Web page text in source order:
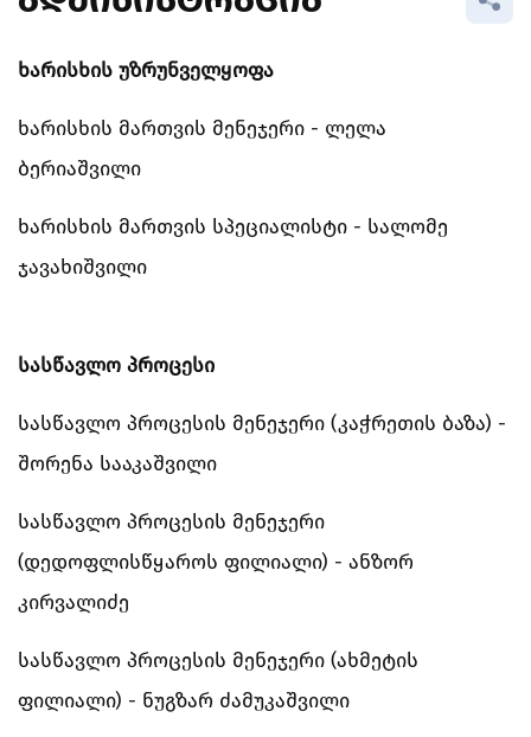
ᲚᲐᲑᲝᲠᲐᲢᲝᲠᲘᲐ
ᲮᲔᲚᲝᲕᲜᲔᲑᲘᲡ ᲡᲐᲮᲚᲘ
ᲕᲐᲙᲐᲜᲡᲘᲐ
ხარისხის უზრუნველყოფა
ხარისხის მართვის მენეჯერი - ლელა
ბერიაშვილი
ხარისხის მართვის სპეციალისტი - სალომე
ჯავახიშვილი
სასწავლო პროცესი
სასწავლო პროცესის მენეჯერი (კაჭრეთის ბაზა) -
შორენა სააკაშვილი
სასწავლო პროცესის მენეჯერი
(დედოფლისწყაროს ფილიალი) - ანზორ
კირვალიძე
სასწავლო პროცესის მენეჯერი (ახმეტის
ფილიალი) - ნუგზარ ძამუკაშვილი